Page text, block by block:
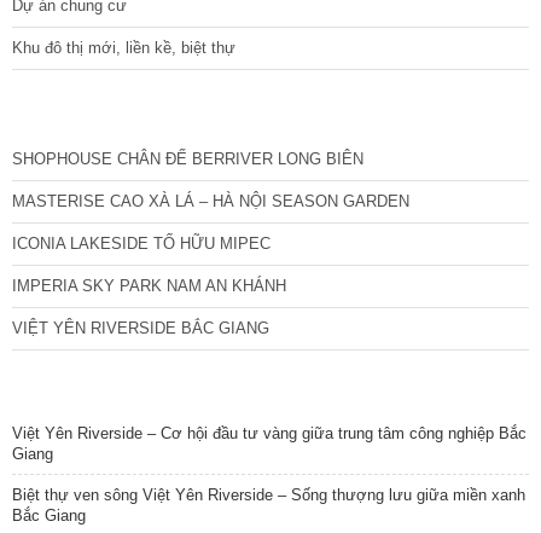
Dự án chung cư
Khu đô thị mới, liền kề, biệt thự
SHOPHOUSE CHÂN ĐẾ BERRIVER LONG BIÊN
MASTERISE CAO XÀ LÁ – HÀ NỘI SEASON GARDEN
ICONIA LAKESIDE TỐ HỮU MIPEC
IMPERIA SKY PARK NAM AN KHÁNH
VIỆT YÊN RIVERSIDE BẮC GIANG
Việt Yên Riverside – Cơ hội đầu tư vàng giữa trung tâm công nghiệp Bắc
Giang
Biệt thự ven sông Việt Yên Riverside – Sống thượng lưu giữa miền xanh
Bắc Giang